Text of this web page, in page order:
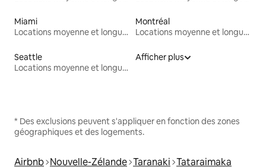
Miami
Locations moyenne et longue durée
Montréal
Locations moyenne et longue durée
Seattle
Locations moyenne et longue durée
Afficher plus
* Des exclusions peuvent s'appliquer en fonction des zones
géographiques et des logements.
Airbnb Nouvelle-Zélande Taranaki Tataraimaka